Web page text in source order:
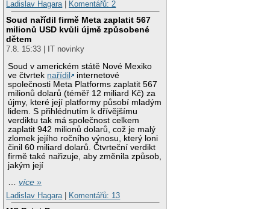
Ladislav Hagara| Komentářů: 2
Soud nařídil firmě Meta zaplatit 567
milionů USD kvůli újmě způsobené
dětem
7.8. 15:33 | IT novinky
Soud v americkém státě Nové Mexiko
ve čtvrtek nařídil
internetové
společnosti Meta Platforms zaplatit 567
milionů dolarů (téměř 12 miliard Kč) za
újmy, které její platformy působí mladým
lidem. S přihlédnutím k dřívějšímu
verdiktu tak má společnost celkem
zaplatit 942 milionů dolarů, což je malý
zlomek jejího ročního výnosu, který loni
činil 60 miliard dolarů. Čtvrteční verdikt
firmě také nařizuje, aby změnila způsob,
jakým její
…více »
Ladislav Hagara
Komentářů: 13